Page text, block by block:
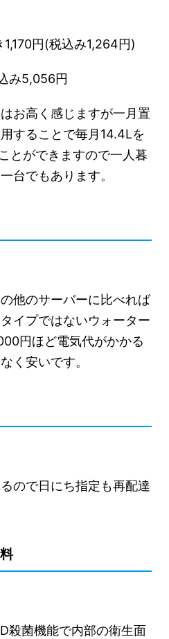
円(税込み1,264円)
み5,056円
お高く感じますが一月置
することで毎月14.4Lを
とができますので一人暮
台でもあります。
他のサーバーに比べれば
イプではないウォーター
円ほど電気代がかかる
く安いです。
ので日にち指定も再配達
殺菌機能で内部の衛生面